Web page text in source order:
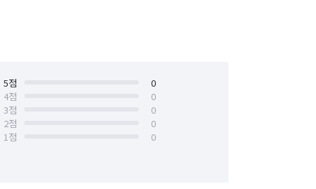
5점
0
4점
0
3점
0
2점
0
1점
0